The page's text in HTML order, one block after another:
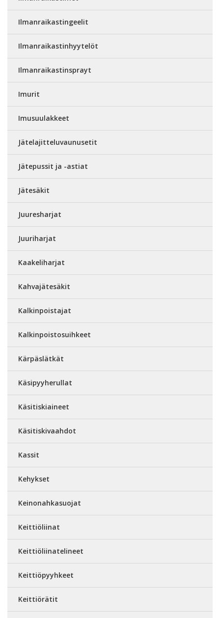
Ilmanraikastingeelit
Ilmanraikastinhyytelöt
Ilmanraikastinsprayt
Imurit
Imusuulakkeet
Jätelajitteluvaunusetit
Jätepussit ja -astiat
Jätesäkit
Juuresharjat
Juuriharjat
Kaakeliharjat
Kahvajätesäkit
Kalkinpoistajat
Kalkinpoistosuihkeet
Kärpäslätkät
Käsipyyherullat
Käsitiskiaineet
Käsitiskivaahdot
Kassit
Kehykset
Keinonahkasuojat
Keittiöliinat
Keittiöliinatelineet
Keittiöpyyhkeet
Keittiörätit